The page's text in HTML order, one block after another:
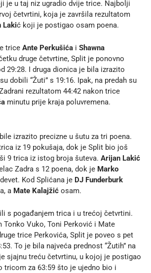
je u taj niz ugradio dvije trice. Najbolji
četvrtini, koja je završila rezultatom
Lakić koji je postigao osam poena.
trice Ante Perkušića i Shawna
druge četvrtine, Split je ponovno
29:28. I druga dionica je bila izrazito
dobili “Žuti” s 19:16. Ipak, na predah su
rezultatom 44:42 nakon trice
minutu prije kraja poluvremena.
izrazito precizne u šutu za tri poena.
iz 19 pokušaja, dok je Split bio još
9 trica iz istog broja šuteva. Arijan Lakić
Zadra s 12 poena, dok je Marko
Kod Splićana je DJ Funderburk
a Mate Kalajžić osam.
s pogađanjem trica i u trećoj četvrtini.
Tonko Vuko, Toni Perković i Mate
trice Perkovića, Split je poveo s pet
To je bila najveća prednost “Žutih” na
sjajnu treću četvrtinu, u kojoj je postigao
tricom za 63:59 što je ujedno bio i